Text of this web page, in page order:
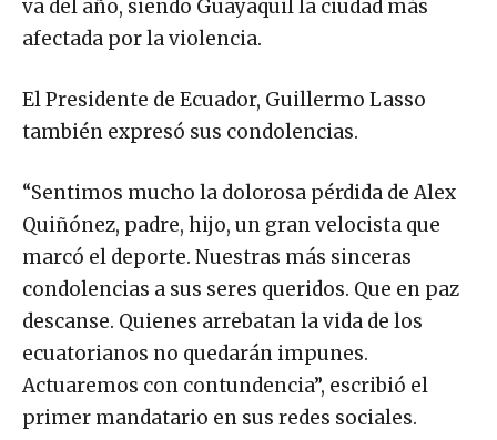
va del año, siendo Guayaquil la ciudad más
afectada por la violencia.
El Presidente de Ecuador, Guillermo Lasso
también expresó sus condolencias.
“Sentimos mucho la dolorosa pérdida de Alex
Quiñónez, padre, hijo, un gran velocista que
marcó el deporte. Nuestras más sinceras
condolencias a sus seres queridos. Que en paz
descanse. Quienes arrebatan la vida de los
ecuatorianos no quedarán impunes.
Actuaremos con contundencia”, escribió el
primer mandatario en sus redes sociales.